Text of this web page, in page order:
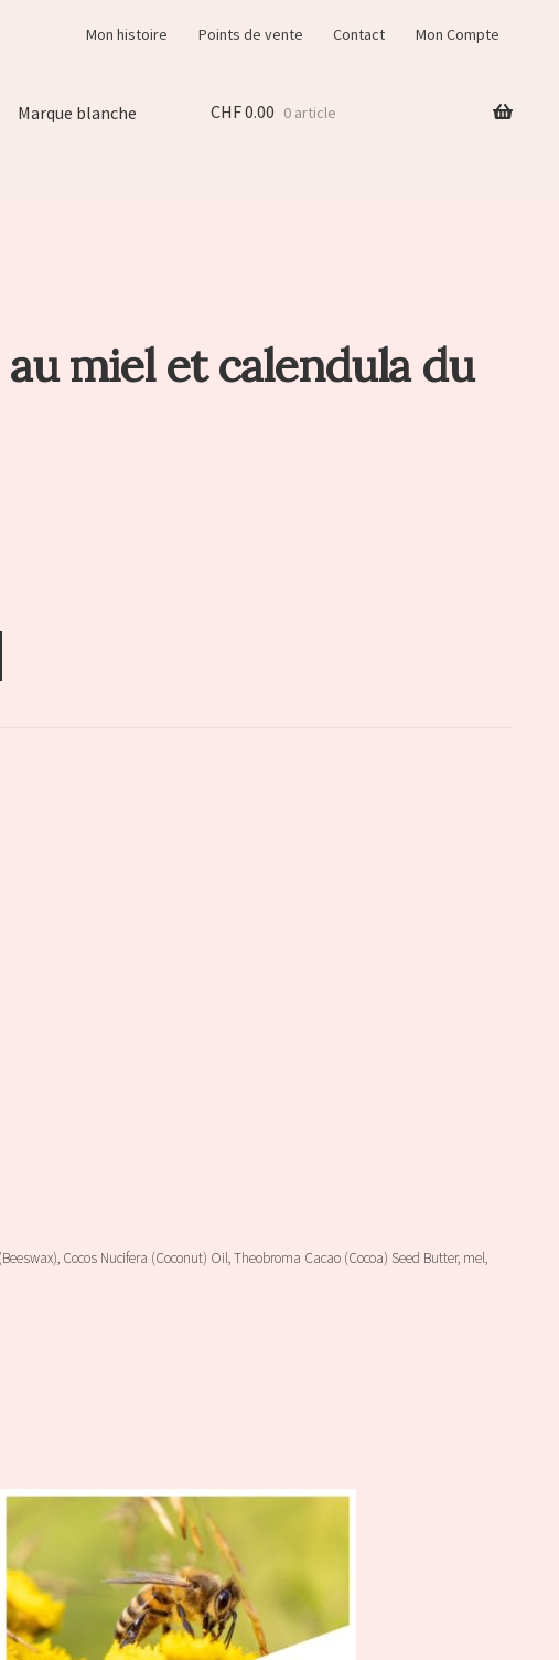
Mon histoire Points de vente Contact Mon Compte
Marque blanche CHF0.00 0 article
miel et calendula du
Cocos Nucifera (Coconut) Oil, Theobroma Cacao (Cocoa) Seed Butter, mel,